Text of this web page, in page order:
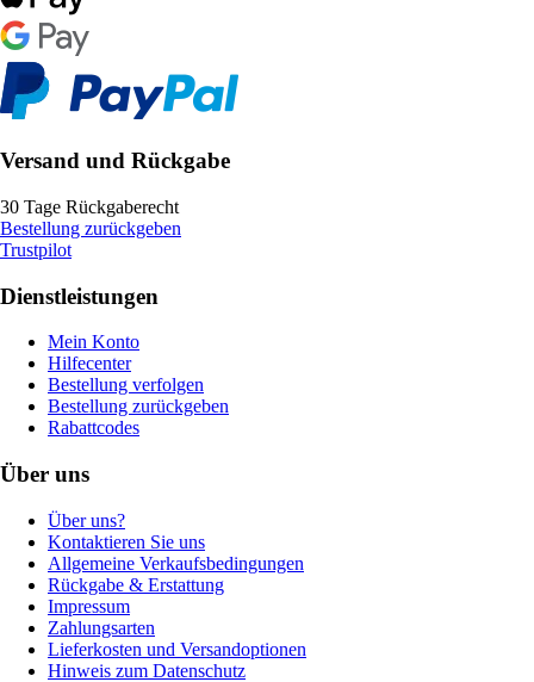
Versand und Rückgabe
30 Tage Rückgaberecht
Bestellung zurückgeben
Trustpilot
Dienstleistungen
Mein Konto
Hilfecenter
Bestellung verfolgen
Bestellung zurückgeben
Rabattcodes
Über uns
Über uns?
Kontaktieren Sie uns
Allgemeine Verkaufsbedingungen
Rückgabe & Erstattung
Impressum
Zahlungsarten
Lieferkosten und Versandoptionen
Hinweis zum Datenschutz